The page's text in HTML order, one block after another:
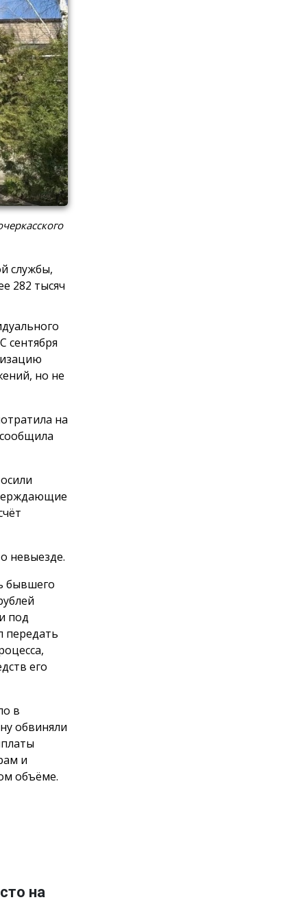
службы,
282 тысяч
сентября
но не
на
невыезде.
бывшего
под
передать
его
в
обвиняли
и
объёме.
на